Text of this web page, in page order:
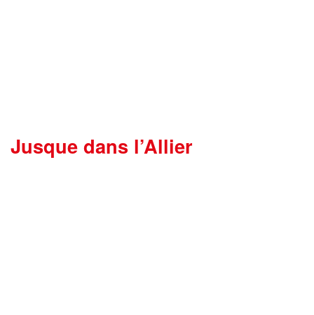
Jusque dans l’Allier